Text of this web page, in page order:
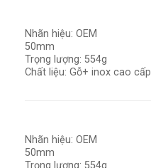
Nhãn hiệu: OEM
50mm
Trọng lượng: 554g
Chất liệu: Gỗ+ inox cao cấp
Nhãn hiệu: OEM
50mm
Trọng lượng: 554g